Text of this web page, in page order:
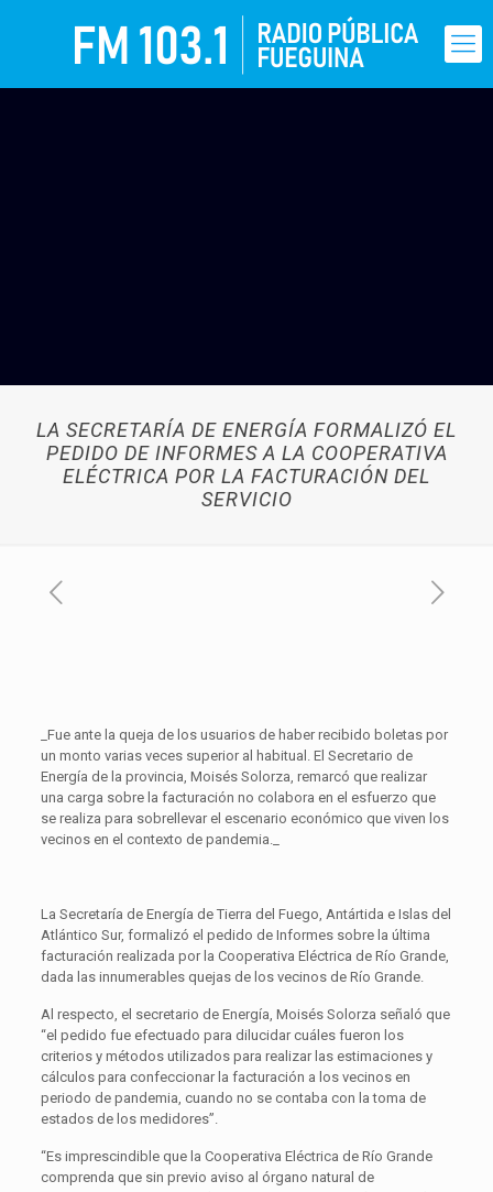
LA SECRETARÍA DE ENERGÍA FORMALIZÓ EL
PEDIDO DE INFORMES A LA COOPERATIVA
ELÉCTRICA POR LA FACTURACIÓN DEL
SERVICIO
_Fue ante la queja de los usuarios de haber recibido boletas por
un monto varias veces superior al habitual. El Secretario de
Energía de la provincia, Moisés Solorza, remarcó que realizar
una carga sobre la facturación no colabora en el esfuerzo que
se realiza para sobrellevar el escenario económico que viven los
vecinos en el contexto de pandemia._
La Secretaría de Energía de Tierra del Fuego, Antártida e Islas del
Atlántico Sur, formalizó el pedido de Informes sobre la última
facturación realizada por la Cooperativa Eléctrica de Río Grande,
dada las innumerables quejas de los vecinos de Río Grande.
Al respecto, el secretario de Energía, Moisés Solorza señaló que
“el pedido fue efectuado para dilucidar cuáles fueron los
criterios y métodos utilizados para realizar las estimaciones y
cálculos para confeccionar la facturación a los vecinos en
periodo de pandemia, cuando no se contaba con la toma de
estados de los medidores”.
“Es imprescindible que la Cooperativa Eléctrica de Río Grande
comprenda que sin previo aviso al órgano natural de